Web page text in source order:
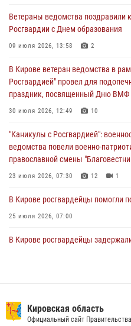
03 августа 2026, 09:01
В Кирове росгвардейцы и
03 августа 2026, 08:45
В Кирове росгвардейцы
магазина
Ветераны ведомства поздравили
Росгвардии с Днем образования
09 июля 2026, 13:58 2
В Кирове ветеран ведомства в
Росгвардией" провел для
праздник, посвященный Дню ВМФ
30 июля 2026, 12:49 10
"Каникулы с Росгвардией":
ведомства повели военно-
православной смены
23 июля 2026, 07:30 12 1
В Кирове росгвардейцы помогли
25 июля 2026, 07:00
В Кирове росгвардейцы
вневедомственную охрану и
22 июля 2026, 14:51 1 2
Кировская область
Официальный сайт Правительства